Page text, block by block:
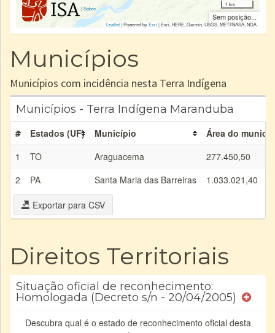
|Sobre
1 km
Sem posição...
Leaflet| Powered byEsri|Esri, HERE, Garmin, USGS, METI/NASA, NGA
Municípios
Municípios com incidência nesta Terra Indígena
Municípios - Terra Indígena Maranduba
# Estados (UF) Município
Área do
1
TO Araguacema
277.450,50
2
PA Santa Maria das Barreiras 1.033.021,40
Exportar para CSV
Direitos Territoriais
Situação oficial de reconhecimento:
Homologada (Decreto s/n - 20/04/2005)
Descubra qual é o estado de reconhecimento oficial desta